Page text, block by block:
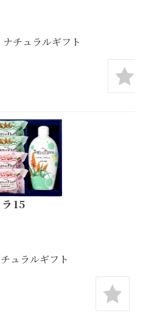
チュラルギフト
15
ュラルギフト